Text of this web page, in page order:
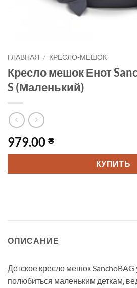
ГЛАВНАЯ / КРЕСЛО-МЕШОК
Кресло мешок Енот
S (Маленький)
979.00 ₴
КУПИТЬ
ОПИСАНИЕ
Детское кресло мешок SanchoBAG
полюбиться маленьким деткам,